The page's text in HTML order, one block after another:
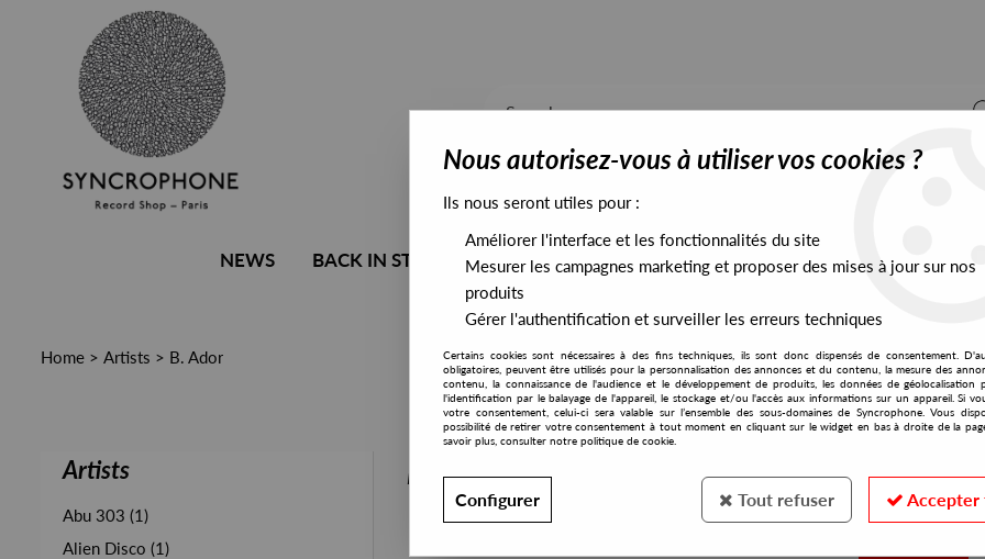
NEWS BACK IN STOCK ALL STOCK EXCLUSIVES PRESALES EXCLUSIVES
Home > Artists > B. Ador
Artists
Abu 303 (1)
Alien Disco (1)
PRESALES EXCLUSIVES
Nous autorisez-vous à utiliser vos cookies ?
Ils nous seront utiles pour :
Améliorer l'interface et les fonctionnalités du site
Mesurer les campagnes marketing et proposer des mises à jour sur nos
produits
Gérer l'authentification et surveiller les erreurs techniques
Certains cookies sont nécessaires à des fins techniques, ils sont donc dispensés de consentement.
obligatoires, peuvent être utilisés pour la personnalisation des annonces et du contenu, la mesure des
contenu, la connaissance de l'audience et le développement de produits, les données de géolocalisation
l'identification par le balayage de l'appareil, le stockage et/ou l'accès aux informations sur un appareil. Si
votre consentement, celui-ci sera valable sur l’ensemble des sous-domaines de Syncrophone. Vous
possibilité de retirer votre consentement à tout moment en cliquant sur le widget en bas à droite de la
savoir plus, consulter notre politique de cookie.
Configurer Tout refuser Accepter